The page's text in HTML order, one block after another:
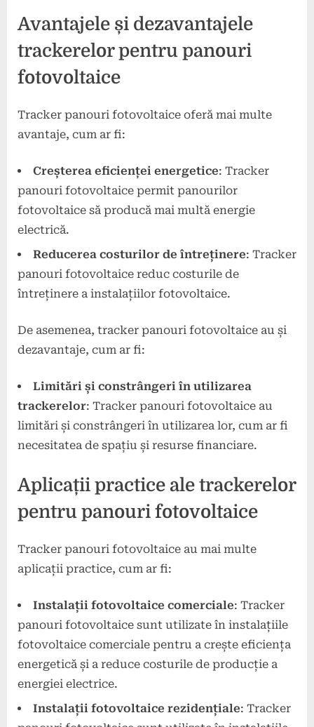
Avantajele și dezavantajele
trackerelor pentru panouri
fotovoltaice
Tracker panouri fotovoltaice oferă mai multe
avantaje, cum ar fi:
Creșterea eficienței energetice: Tracker
panouri fotovoltaice permit panourilor
fotovoltaice să producă mai multă energie
electrică.
Reducerea costurilor de întreținere: Tracker
panouri fotovoltaice reduc costurile de
întreținere a instalațiilor fotovoltaice.
De asemenea, tracker panouri fotovoltaice au și
dezavantaje, cum ar fi:
Limitări și constrângeri în utilizarea
trackerelor: Tracker panouri fotovoltaice au
limitări și constrângeri în utilizarea lor, cum ar fi
necesitatea de spațiu și resurse financiare.
Aplicații practice ale trackerelor
pentru panouri fotovoltaice
Tracker panouri fotovoltaice au mai multe
aplicații practice, cum ar fi:
Instalații fotovoltaice comerciale: Tracker
panouri fotovoltaice sunt utilizate în instalațiile
fotovoltaice comerciale pentru a crește eficiența
energetică și a reduce costurile de producție a
energiei electrice.
Instalații fotovoltaice rezidențiale: Tracker